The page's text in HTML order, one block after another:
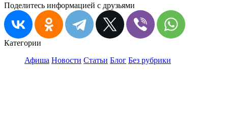
Поделитесь информацией с друзьями
Категории
Афиша Новости Статьи Блог Без рубрики